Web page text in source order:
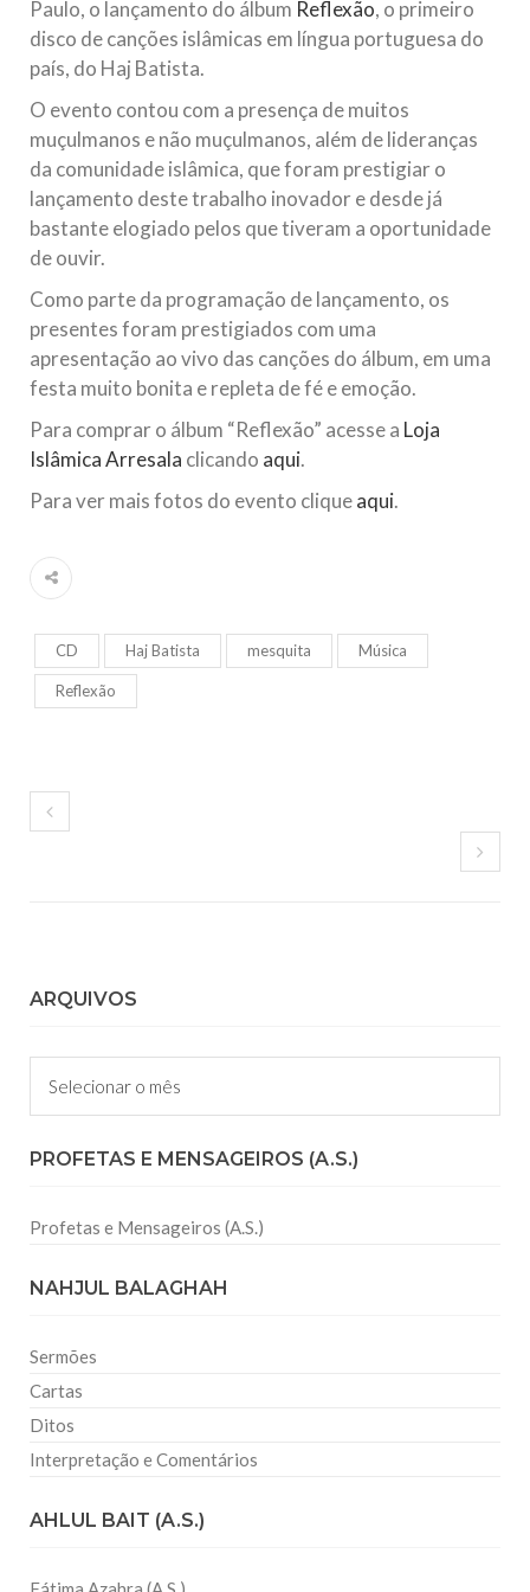
Na noite da quinta-feira, 03 de Abril, o Centro Islâmico no
Brasil recebeu em sua sede, em São Paulo, o ex-ministro das
Relações Exteriores da República Islâmica do Irã, Sr. Kamal
Kharrazi, que encontra-se visitando
Paulo, o lançamento do álbum Reflexão, o primeiro
disco de canções islâmicas em língua portuguesa do
país, do Haj Batista.
O evento contou com a presença de muitos
muçulmanos e não muçulmanos, além de lideranças
da comunidade islâmica, que foram prestigiar o
lançamento deste trabalho inovador e desde já
bastante elogiado pelos que tiveram a oportunidade
de ouvir.
Como parte da programação de lançamento, os
presentes foram prestigiados com uma
apresentação ao vivo das canções do álbum, em uma
festa muito bonita e repleta de fé e emoção.
Para comprar o álbum “Reflexão” acesse a Loja
Islâmica Arresala clicando aqui.
Para ver mais fotos do evento cliqueaqui.
CD Haj Batista mesquita Música
Reflexão
ARQUIVOS
Arquivos
PROFETAS E MENSAGEIROS (A.S.)
Profetas e Mensageiros (A.S.)
NAHJUL BALAGHAH
Sermões
Cartas
Ditos
Interpretação e Comentários
AHLUL BAIT (A.S.)